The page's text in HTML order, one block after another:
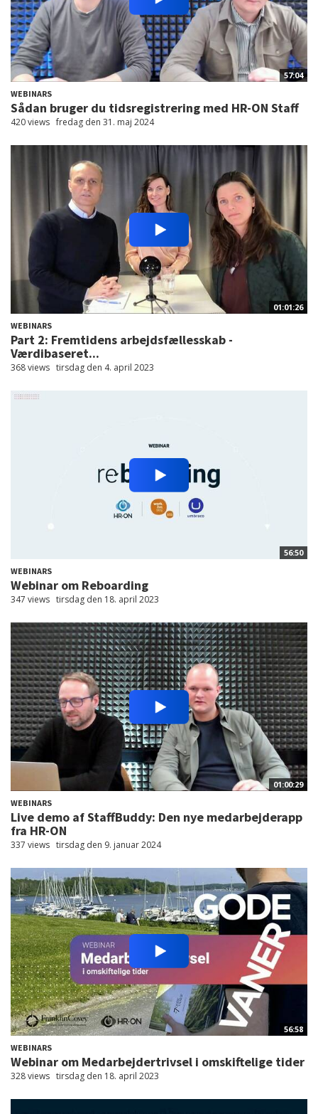
57:04
WEBINARS
Sådan bruger du tidsregistrering med HR-ON Staff
420 views fredag den 31. maj 2024
01:01:26
WEBINARS
Part 2: Fremtidens arbejdsfællesskab -
Værdibaseret...
368 views tirsdag den 4. april 2023
56:50
WEBINARS
Webinar om Reboarding
347 views tirsdag den 18. april 2023
01:00:29
WEBINARS
Live demo af StaffBuddy: Den nye medarbejderapp
fra HR-ON
337 views tirsdag den 9. januar 2024
56:58
WEBINARS
Webinar om Medarbejdertrivsel i omskiftelige tider
328 views tirsdag den 18. april 2023